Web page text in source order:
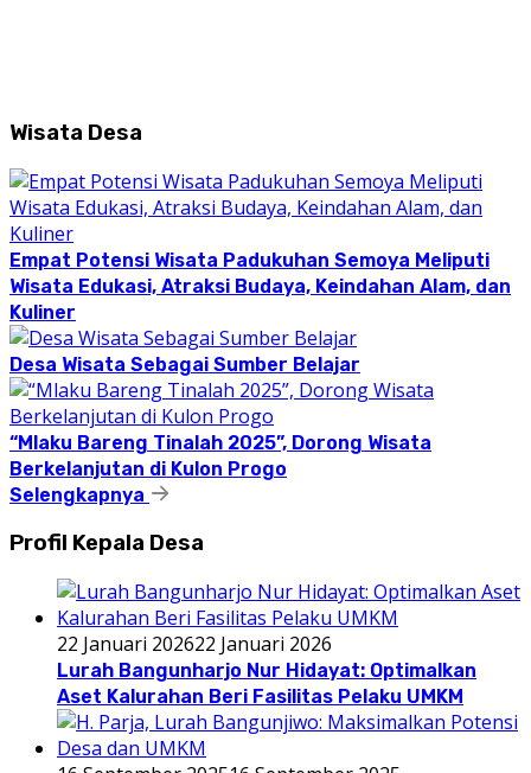
Wisata Desa
Empat Potensi Wisata Padukuhan Semoya Meliputi
Wisata Edukasi, Atraksi Budaya, Keindahan Alam, dan
Kuliner
Desa Wisata Sebagai Sumber Belajar
“Mlaku Bareng Tinalah 2025”, Dorong Wisata
Berkelanjutan di Kulon Progo
Selengkapnya
Profil Kepala Desa
22 Januari 202622 Januari 2026
Lurah Bangunharjo Nur Hidayat: Optimalkan
Aset Kalurahan Beri Fasilitas Pelaku UMKM